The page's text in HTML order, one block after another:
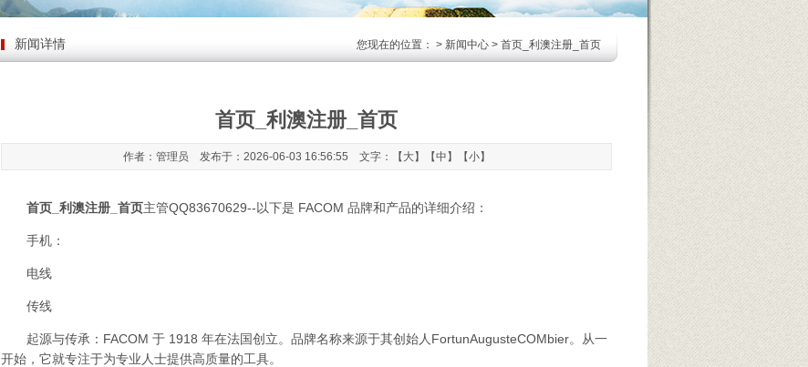
新闻详情 您现在的位置： > 新闻中心 > 首页_利澳注册_首页
首页_利澳注册_首页
作者：管理员 发布于：2026-06-03 16:56:55 文字：【 大】【中 】【小】
首页_利澳注册_首页主管QQ83670629--以下是 FACOM 品牌和产品的详细介绍：
手机：
电线
传线
起源与传承：FACOM 于 1918 年在法国创立。品牌名称来源于其创始人FortunAugusteCOMbier。从一
开始，它就专注于为专业人士提供高质量的工具。